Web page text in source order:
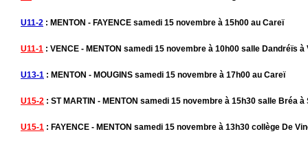
U11-2 : MENTON - FAYENCE samedi 15 novembre à 15h00 au Careï
U11-1 : VENCE - MENTON samedi 15 novembre à 10h00 salle Dandréïs à
U13-1 : MENTON - MOUGINS samedi 15 novembre à 17h00 au Careï
U15-2 : ST MARTIN - MENTON samedi 15 novembre à 15h30 salle Bréa à
U15-1 : FAYENCE - MENTON samedi 15 novembre à 13h30 collège De